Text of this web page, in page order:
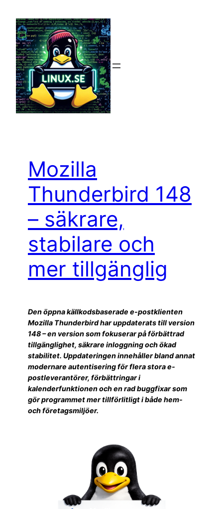
innehåll
Mozilla
Thunderbird 148
– säkrare,
stabilare och
mer tillgänglig
Den öppna källkodsbaserade e-postklienten
Mozilla Thunderbird har uppdaterats till version
148 – en version som fokuserar på förbättrad
tillgänglighet, säkrare inloggning och ökad
stabilitet. Uppdateringen innehåller bland annat
modernare autentisering för flera stora e-
postleverantörer, förbättringar i
kalenderfunktionen och en rad buggfixar som
gör programmet mer tillförlitligt i både hem-
och företagsmiljöer.